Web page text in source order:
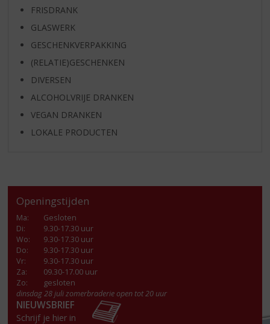
FRISDRANK
GLASWERK
GESCHENKVERPAKKING
(RELATIE)GESCHENKEN
DIVERSEN
ALCOHOLVRIJE DRANKEN
VEGAN DRANKEN
LOKALE PRODUCTEN
Openingstijden
Ma:
Gesloten
Di:
9.30-17.30 uur
Wo:
9.30-17.30 uur
Do:
9.30-17.30 uur
Vr:
9.30-17.30 uur
Za:
09.30-17.00 uur
Zo:
gesloten
dinsdag 28 juli zomerbraderie open tot 20 uur
NIEUWSBRIEF
Schrijf je hier in